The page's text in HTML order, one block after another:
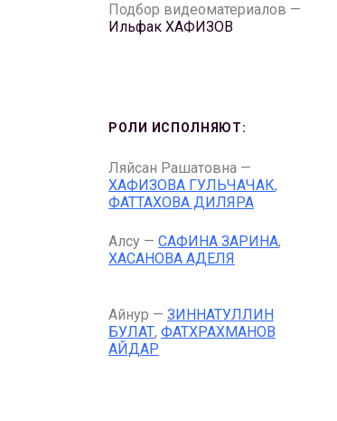
Подбор видеоматериалов —
Ильфак ХАФИЗОВ
РОЛИ ИСПОЛНЯЮТ:
Ляйсан Рашатовна —
ХАФИЗОВА ГУЛЬЧАЧАК,
ФАТТАХОВА ДИЛЯРА
Алсу — САФИНА ЗАРИНА,
ХАСАНОВА АДЕЛЯ
Айнур — ЗИННАТУЛЛИН
БУЛАТ, ФАТХРАХМАНОВ
АЙДАР